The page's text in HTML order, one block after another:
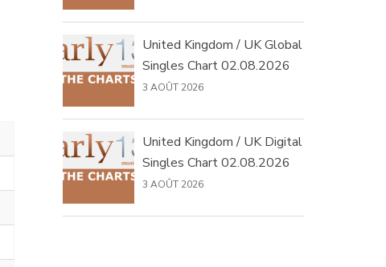
United Kingdom / UK Global
Singles Chart 02.08.2026
3 AOÛT 2026
United Kingdom / UK Digital
Singles Chart 02.08.2026
3 AOÛT 2026